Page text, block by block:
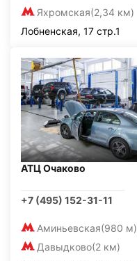
Яхромская(2,34 км)
Лобненская, 17 стр.1
АТЦ Очаково
+7 (495) 152-31-11
Аминьевская(980 м)
Давыдково(2 км)